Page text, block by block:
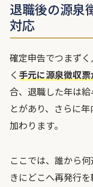
退職後の源泉
対応
確定申告でつまず
く 手元に源泉徴収
合、退職した年は
とがあり、さらに
加わります。
ここでは、誰から
きにどこへ再発行